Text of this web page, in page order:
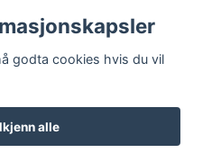
godta cookies hvis du vil
alle